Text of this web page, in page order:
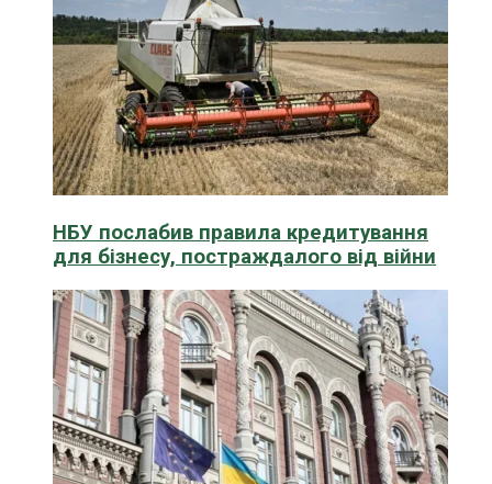
НБУ послабив правила кредитування
для бізнесу, постраждалого від війни